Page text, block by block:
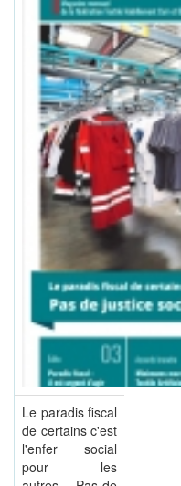
Le paradis fiscal
de certains c'est
l'enfer social
pour les